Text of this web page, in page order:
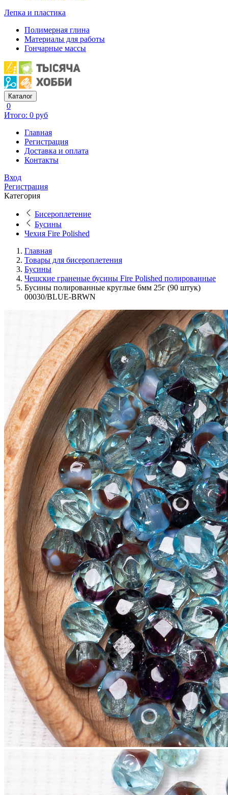
Лепка и пластика
Полимерная глина
Материалы для работы
Гончарные массы
Каталог
0
Итого: 0 руб
Главная
Регистрация
Доставка и оплата
Контакты
Вход
Регистрация
Категория
Бисероплетение
Бусины
Чехия Fire Polished
Главная
Товары для бисероплетения
Бусины
Чешские граненые бусины Fire Polished полированные
Бусины полированные круглые 6мм 25г (90 штук)
00030/BLUE-BRWN